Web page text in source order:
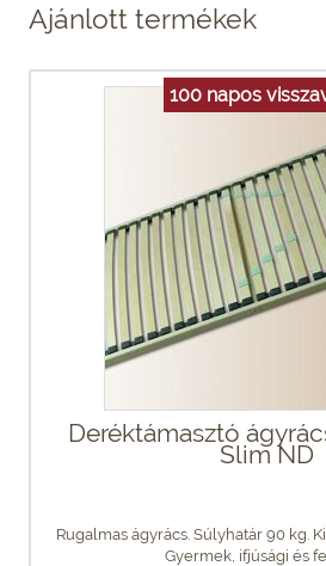
Ajánlott termékek
100 napos
Deréktámasztó
Slim ND
Rugalmas ágyrács. Súlyhatár 90 kg.
Gyermek, ifjúsági és